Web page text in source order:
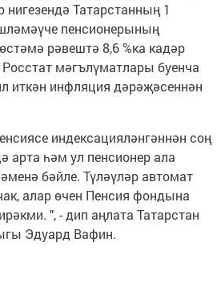
нигезендә Татарстанның 1
пенсионерының
рәвештә 8,6 %ка кадәр
мәгълүматлары буенча
иткән инфляция дәрәҗәсеннән
индексацияләнгәннән соң
арта һәм ул пенсионер ала
бәйле. Түләүләр автомат
алар өчен Пенсия фондына
", - дип аңлата Татарстан
Эдуард Вафин.